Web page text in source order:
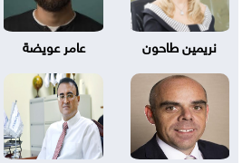
نريمين طاحون عامر عويضة